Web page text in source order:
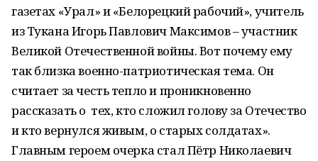
газетах «Урал» и «Белорецкий рабочий», учитель
из Тукана Игорь Павлович Максимов – участник
Великой Отечественной войны. Вот почему ему
так близка военно-патриотическая тема. Он
считает за честь тепло и проникновенно
рассказать о тех, кто сложил голову за Отечество
и кто вернулся живым, о старых солдатах».
Главным героем очерка стал Пётр Николаевич